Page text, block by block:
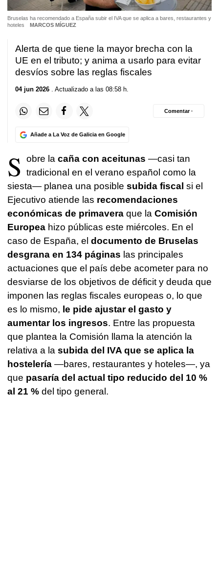
Bruselas ha recomendado a España subir el IVA que se aplica a bares, restaurantes y
hoteles
MARCOS MÍGUEZ
Alerta de que tiene la mayor brecha con la
UE en el tributo; y anima a usarlo para evitar
desvíos sobre las reglas fiscales
04 jun 2026 . Actualizado a las 08:58 h.
Añade a La Voz de Galicia en Google
Comentar ·
S obre la caña con aceitunas —casi tan
tradicional en el verano español como la
siesta— planea una posible subida fiscal si el
Ejecutivo atiende las recomendaciones
económicas de primavera que la Comisión
Europea hizo públicas este miércoles. En el
caso de España, el documento de Bruselas
desgrana en 134 páginas las principales
actuaciones que el país debe acometer para no
desviarse de los objetivos de déficit y deuda que
imponen las reglas fiscales europeas o, lo que
es lo mismo, le pide ajustar el gasto y
aumentar los ingresos. Entre las propuesta
que plantea la Comisión llama la atención la
relativa a la subida del IVA que se aplica la
hostelería —bares, restaurantes y hoteles—, ya
que pasaría del actual tipo reducido del 10 %
al 21 % del tipo general.